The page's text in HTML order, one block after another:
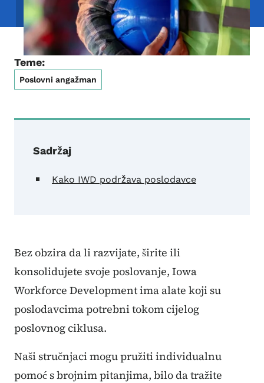
Teme:
Poslovni angažman
Sadržaj
Kako IWD podržava poslodavce
Bez obzira da li razvijate, širite ili
konsolidujete svoje poslovanje, Iowa
Workforce Development ima alate koji su
poslodavcima potrebni tokom cijelog
poslovnog ciklusa.
Naši stručnjaci mogu pružiti individualnu
pomoć s brojnim pitanjima, bilo da tražite